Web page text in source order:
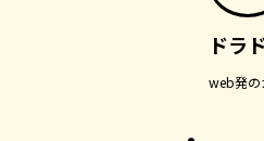
ドラ
web発の